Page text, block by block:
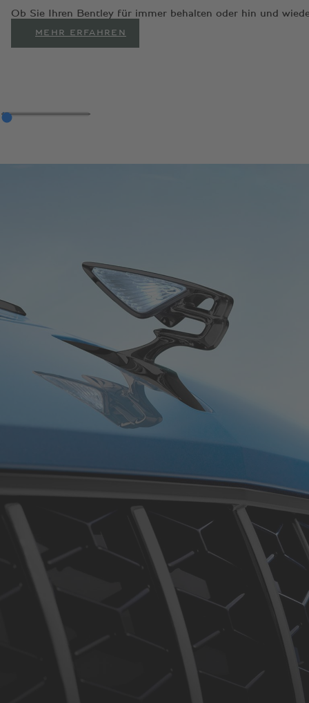
Ob Sie Ihren Bentley für immer behalten oder hin und
MEHR ERFAHREN